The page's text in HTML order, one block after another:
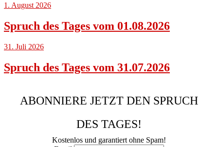
1. August 2026
Spruch des Tages vom 01.08.2026
31. Juli 2026
Spruch des Tages vom 31.07.2026
ABONNIERE JETZT DEN SPRUCH
DES TAGES!
Kostenlos und garantiert ohne Spam!